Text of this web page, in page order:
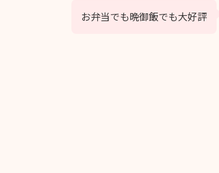
お弁当でも晩御飯でも大好評